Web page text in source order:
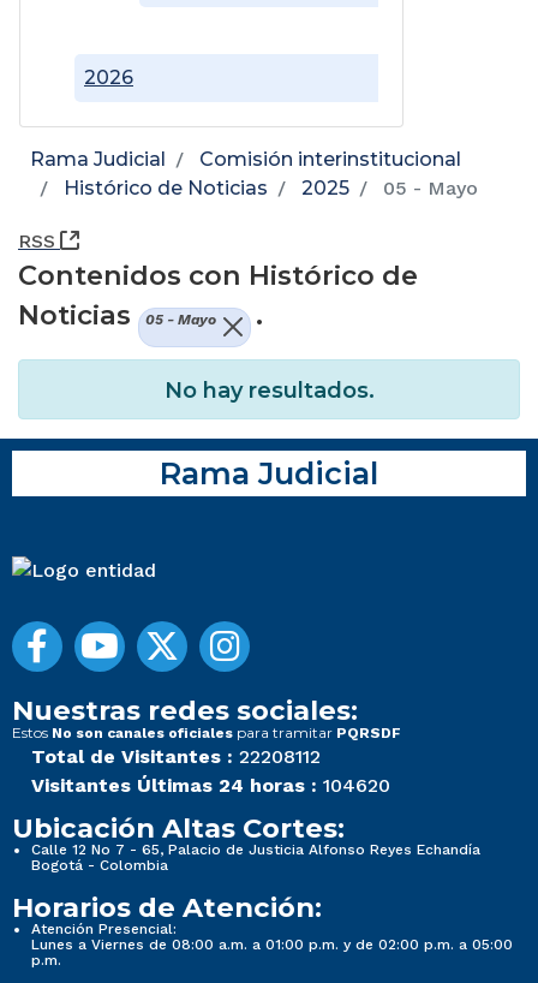
2026
Rama Judicial
Comisión interinstitucional
Histórico de Noticias
2025 05 - Mayo
RSS (Abre una nueva ventana)
Contenidos con Histórico de
Noticias
05 - Mayo .
No hay resultados.
Rama Judicial
Nuestras redes sociales:
Estos No son canales oficiales para tramitar PQRSDF
Total de Visitantes : 22208112
Visitantes Últimas 24 horas : 104620
Ubicación Altas Cortes:
Calle 12 No 7 - 65, Palacio de Justicia Alfonso Reyes Echandía
Bogotá - Colombia
Horarios de Atención:
Atención Presencial:
Lunes a Viernes de 08:00 a.m. a 01:00 p.m. y de 02:00 p.m. a 05:00
p.m.